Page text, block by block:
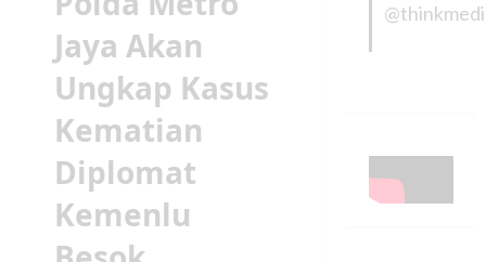
Jaya Akan
Ungkap Kasus
Kematian
Diplomat
Kemenlu